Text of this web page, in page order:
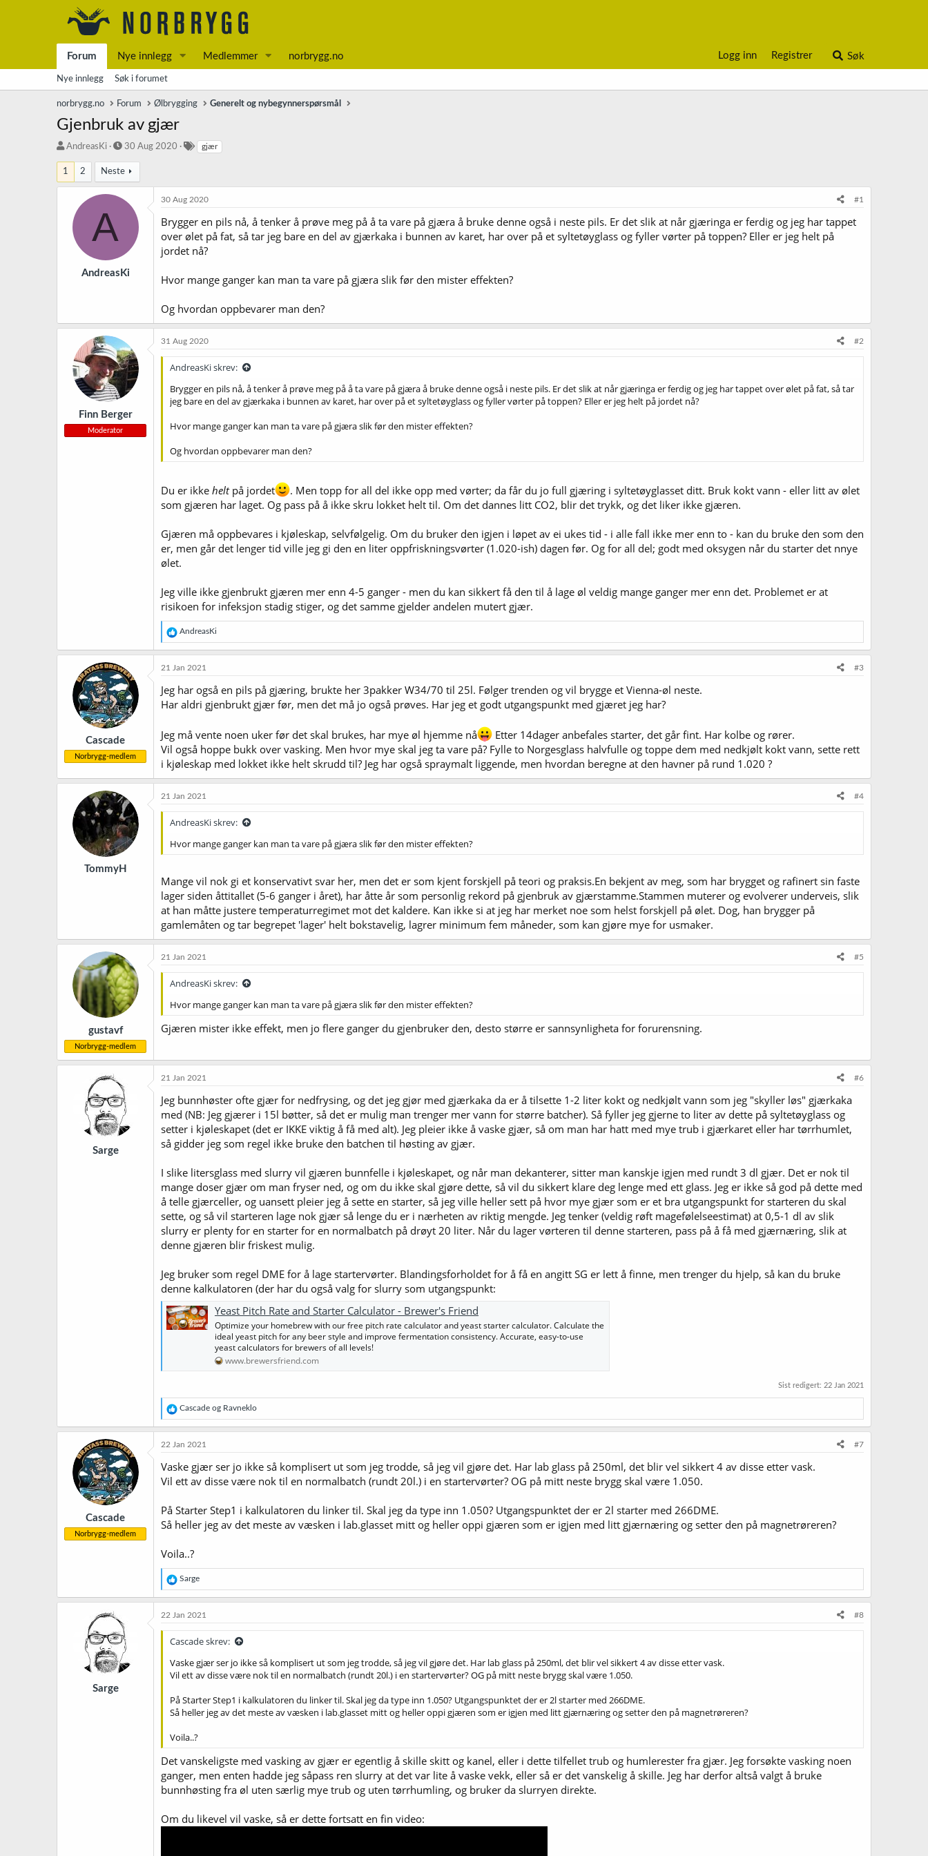
Forum Nye innlegg Medlemmer norbrygg.no Logg inn Registrer Søk
Nye innlegg Søk i forumet
norbrygg.no Forum Ølbrygging Generelt og nybegynnerspørsmål
Gjenbruk av gjær
T
å
d
AndreasKi
S
a
r
30 Aug 2020
k
r
d
gjær
1 2 Neste
A
AndreasKi
30 Aug 2020 #1
Brygger en pils nå, å tenker å prøve meg på å ta vare på gjæra å bruke denne også i neste pils. Er det slik at når gjæringa er ferdig og jeg har tappet
over ølet på fat, så tar jeg bare en del av gjærkaka i bunnen av karet, har over på et syltetøyglass og fyller vørter på toppen? Eller er jeg helt på
jordet nå?
Hvor mange ganger kan man ta vare på gjæra slik før den mister effekten?
Og hvordan oppbevarer man den?
Finn Berger
Moderator
31 Aug 2020 #2
AndreasKi skrev:
Brygger en pils nå, å tenker å prøve meg på å ta vare på gjæra å bruke denne også i neste pils. Er det slik at når gjæringa er ferdig og jeg har tappet over ølet på fat, så tar
jeg bare en del av gjærkaka i bunnen av karet, har over på et syltetøyglass og fyller vørter på toppen? Eller er jeg helt på jordet nå?
Hvor mange ganger kan man ta vare på gjæra slik før den mister effekten?
Og hvordan oppbevarer man den?
Du er ikke helt på jordet
. Men topp for all del ikke opp med vørter; da får du jo full gjæring i syltetøyglasset ditt. Bruk kokt vann - eller litt av ølet
som gjæren har laget. Og pass på å ikke skru lokket helt til. Om det dannes litt CO2, blir det trykk, og det liker ikke gjæren.
Gjæren må oppbevares i kjøleskap, selvfølgelig. Om du bruker den igjen i løpet av ei ukes tid - i alle fall ikke mer enn to - kan du bruke den som den
er, men går det lenger tid ville jeg gi den en liter oppfriskningsvørter (1.020-ish) dagen før. Og for all del; godt med oksygen når du starter det nnye
ølet.
Jeg ville ikke gjenbrukt gjæren mer enn 4-5 ganger - men du kan sikkert få den til å lage øl veldig mange ganger mer enn det. Problemet er at
risikoen for infeksjon stadig stiger, og det samme gjelder andelen mutert gjær.
R
e
a
j
o
n
:
AndreasKi
Cascade
Norbrygg-medlem
21 Jan 2021 #3
Jeg har også en pils på gjæring, brukte her 3pakker W34/70 til 25l. Følger trenden og vil brygge et Vienna-øl neste.
Har aldri gjenbrukt gjær før, men det må jo også prøves. Har jeg et godt utgangspunkt med gjæret jeg har?
Jeg må vente noen uker før det skal brukes, har mye øl hjemme nå
Etter 14dager anbefales starter, det går fint. Har kolbe og rører.
Vil også hoppe bukk over vasking. Men hvor mye skal jeg ta vare på? Fylle to Norgesglass halvfulle og toppe dem med nedkjølt kokt vann, sette rett
i kjøleskap med lokket ikke helt skrudd til? Jeg har også spraymalt liggende, men hvordan beregne at den havner på rund 1.020 ?
TommyH
21 Jan 2021 #4
AndreasKi skrev:
Hvor mange ganger kan man ta vare på gjæra slik før den mister effekten?
Mange vil nok gi et konservativt svar her, men det er som kjent forskjell på teori og praksis.En bekjent av meg, som har brygget og rafinert sin faste
lager siden åttitallet (5-6 ganger i året), har åtte år som personlig rekord på gjenbruk av gjærstamme.Stammen muterer og evolverer underveis, slik
at han måtte justere temperaturregimet mot det kaldere. Kan ikke si at jeg har merket noe som helst forskjell på ølet. Dog, han brygger på
gamlemåten og tar begrepet 'lager' helt bokstavelig, lagrer minimum fem måneder, som kan gjøre mye for usmaker.
gustavf
Norbrygg-medlem
21 Jan 2021 #5
AndreasKi skrev:
Hvor mange ganger kan man ta vare på gjæra slik før den mister effekten?
Gjæren mister ikke effekt, men jo flere ganger du gjenbruker den, desto større er sannsynligheta for forurensning.
Sarge
21 Jan 2021 #6
Jeg bunnhøster ofte gjær for nedfrysing, og det jeg gjør med gjærkaka da er å tilsette 1-2 liter kokt og nedkjølt vann som jeg "skyller løs" gjærkaka
med (NB: Jeg gjærer i 15l bøtter, så det er mulig man trenger mer vann for større batcher). Så fyller jeg gjerne to liter av dette på syltetøyglass og
setter i kjøleskapet (det er IKKE viktig å få med alt). Jeg pleier ikke å vaske gjær, så om man har hatt med mye trub i gjærkaret eller har tørrhumlet,
så gidder jeg som regel ikke bruke den batchen til høsting av gjær.
I slike litersglass med slurry vil gjæren bunnfelle i kjøleskapet, og når man dekanterer, sitter man kanskje igjen med rundt 3 dl gjær. Det er nok til
mange doser gjær om man fryser ned, og om du ikke skal gjøre dette, så vil du sikkert klare deg lenge med ett glass. Jeg er ikke så god på dette med
å telle gjærceller, og uansett pleier jeg å sette en starter, så jeg ville heller sett på hvor mye gjær som er et bra utgangspunkt for starteren du skal
sette, og så vil starteren lage nok gjær så lenge du er i nærheten av riktig mengde. Jeg tenker (veldig røft magefølelseestimat) at 0,5-1 dl av slik
slurry er plenty for en starter for en normalbatch på drøyt 20 liter. Når du lager vørteren til denne starteren, pass på å få med gjærnæring, slik at
denne gjæren blir friskest mulig.
Jeg bruker som regel DME for å lage startervørter. Blandingsforholdet for å få en angitt SG er lett å finne, men trenger du hjelp, så kan du bruke
denne kalkulatoren (der har du også valg for slurry som utgangspunkt:
Yeast Pitch Rate and Starter Calculator - Brewer's Friend
Optimize your homebrew with our free pitch rate calculator and yeast starter calculator. Calculate the
ideal yeast pitch for any beer style and improve fermentation consistency. Accurate, easy-to-use
yeast calculators for brewers of all levels!
www.brewersfriend.com
Sist redigert: 22 Jan 2021
R
e
a
j
n
r
Cascade og Ravneklo
Cascade
Norbrygg-medlem
22 Jan 2021 #7
Vaske gjær ser jo ikke så komplisert ut som jeg trodde, så jeg vil gjøre det. Har lab glass på 250ml, det blir vel sikkert 4 av disse etter vask.
Vil ett av disse være nok til en normalbatch (rundt 20l.) i en startervørter? OG på mitt neste brygg skal være 1.050.
På Starter Step1 i kalkulatoren du linker til. Skal jeg da type inn 1.050? Utgangspunktet der er 2l starter med 266DME.
Så heller jeg av det meste av væsken i lab.glasset mitt og heller oppi gjæren som er igjen med litt gjærnæring og setter den på magnetrøreren?
Voila..?
R
e
a
j
o
e
r
Sarge
Sarge
22 Jan 2021 #8
Cascade skrev:
Vaske gjær ser jo ikke så komplisert ut som jeg trodde, så jeg vil gjøre det. Har lab glass på 250ml, det blir vel sikkert 4 av disse etter vask.
Vil ett av disse være nok til en normalbatch (rundt 20l.) i en startervørter? OG på mitt neste brygg skal være 1.050.
På Starter Step1 i kalkulatoren du linker til. Skal jeg da type inn 1.050? Utgangspunktet der er 2l starter med 266DME.
Så heller jeg av det meste av væsken i lab.glasset mitt og heller oppi gjæren som er igjen med litt gjærnæring og setter den på magnetrøreren?
Voila..?
Det vanskeligste med vasking av gjær er egentlig å skille skitt og kanel, eller i dette tilfellet trub og humlerester fra gjær. Jeg forsøkte vasking noen
ganger, men enten hadde jeg såpass ren slurry at det var lite å vaske vekk, eller så er det vanskelig å skille. Jeg har derfor altså valgt å bruke
bunnhøsting fra øl uten særlig mye trub og uten tørrhumling, og bruker da slurryen direkte.
Om du likevel vil vaske, så er dette fortsatt en fin video: